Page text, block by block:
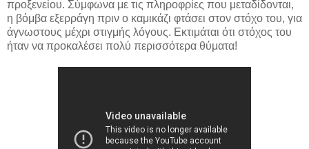
προξενείου. Σύμφωνα με τις πληροφρίες που μεταδίδονται,
η βόμβα εξερράγη πριν ο καμικάζι φτάσει στον στόχο του, για
άγνωστους μέχρι στιγμής λόγους. Εκτιμάται ότι στόχος του
ήταν να προκαλέσει πολύ περισσότερα θύματα!